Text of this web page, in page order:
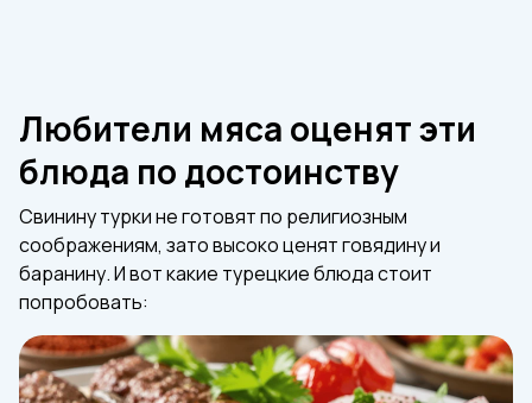
Любители мяса оценят эти
блюда по достоинству
Свинину турки не готовят по религиозным
соображениям, зато высоко ценят говядину и
баранину. И вот какие турецкие блюда стоит
попробовать: